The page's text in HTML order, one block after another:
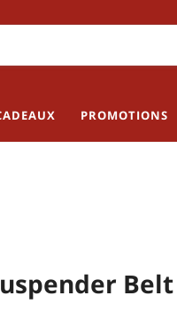
PROMOTIONS